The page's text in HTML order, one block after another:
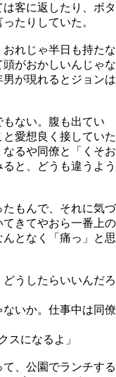
客に返したり、ボタ
たりしていた。
れじゃ半日も持たな
がおかしいんじゃな
が現れるとジョンは
ない。腹も出てい
愛想良く接していた
るや同僚と「くそお
と、どうも違うよう
もんで、それに気づ
きてやおら一番上の
となく「痛っ」と思
どうしたらいいんだろ
ないか。仕事中は同僚
スになるよ」
、公園でランチする